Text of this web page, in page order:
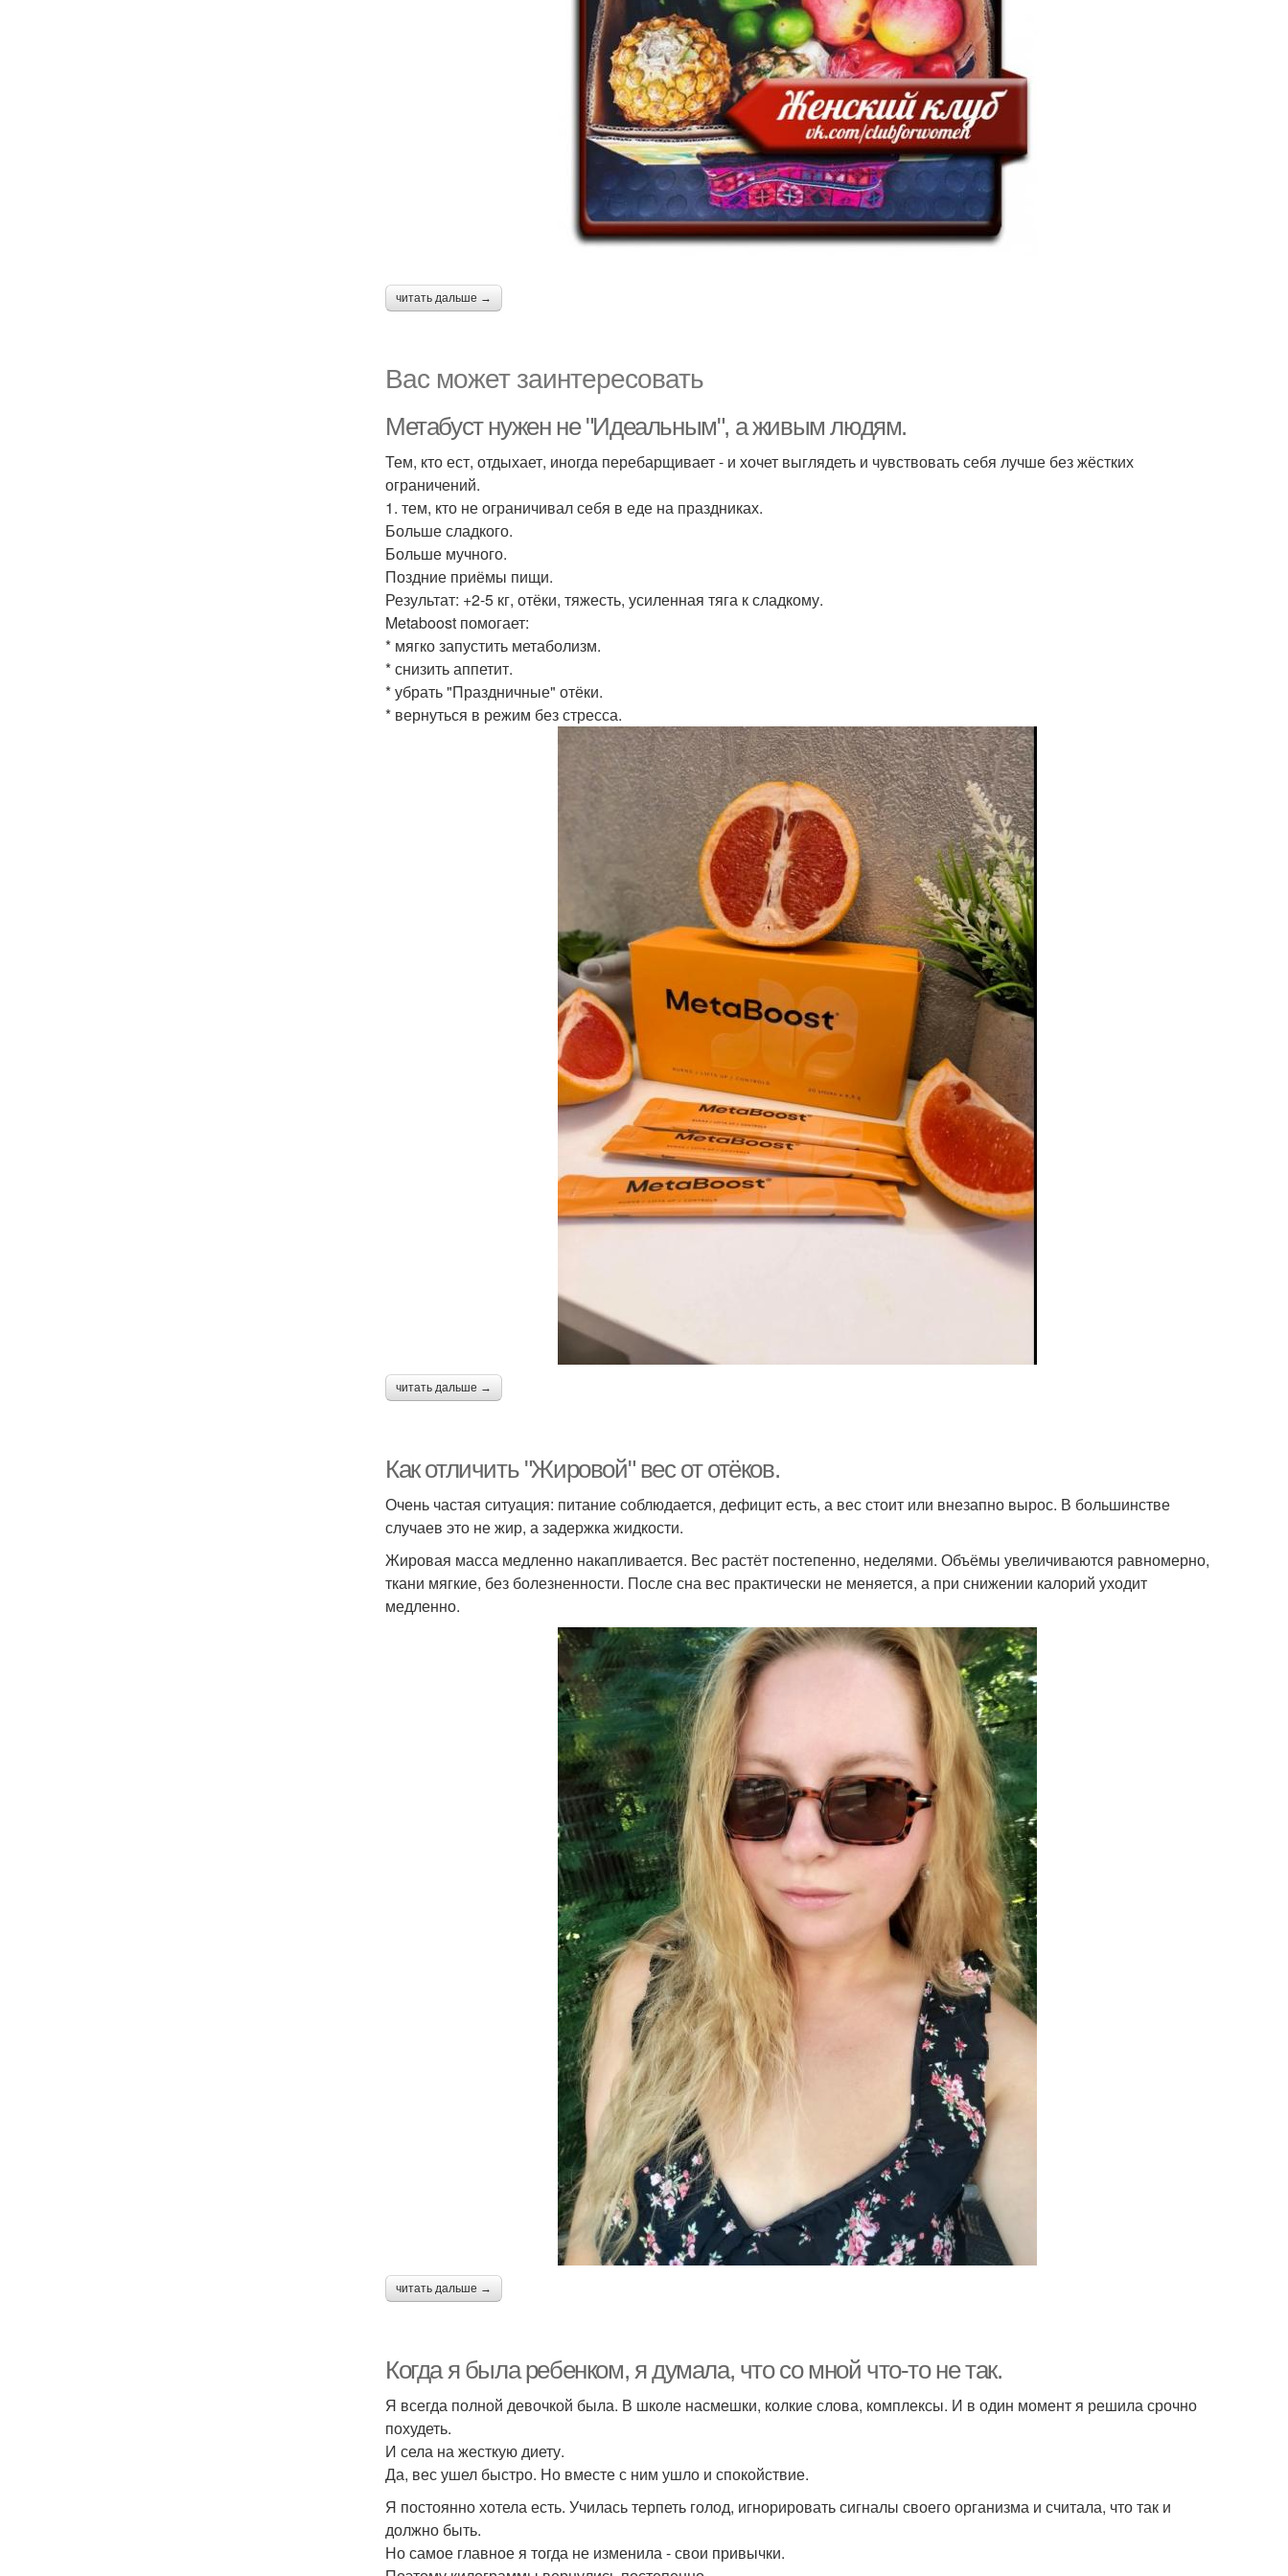
читать дальше →
Вас может заинтересовать
Метабуст нужен не "Идеальным", а живым людям.
Тем, кто ест, отдыхает, иногда перебарщивает - и хочет выглядеть и чувствовать себя лучше без жёстких
ограничений.
1. тем, кто не ограничивал себя в еде на праздниках.
Больше сладкого.
Больше мучного.
Поздние приёмы пищи.
Результат: +2-5 кг, отёки, тяжесть, усиленная тяга к сладкому.
Metaboost помогает:
* мягко запустить метаболизм.
* снизить аппетит.
* убрать "Праздничные" отёки.
* вернуться в режим без стресса.
читать дальше →
Как отличить "Жировой" вес от отёков.
Очень частая ситуация: питание соблюдается, дефицит есть, а вес стоит или внезапно вырос. В большинстве
случаев это не жир, а задержка жидкости.
Жировая масса медленно накапливается. Вес растёт постепенно, неделями. Объёмы увеличиваются равномерно,
ткани мягкие, без болезненности. После сна вес практически не меняется, а при снижении калорий уходит
медленно.
читать дальше →
Когда я была ребенком, я думала, что со мной что-то не так.
Я всегда полной девочкой была. В школе насмешки, колкие слова, комплексы. И в один момент я решила срочно
похудеть.
И села на жесткую диету.
Да, вес ушел быстро. Но вместе с ним ушло и спокойствие.
Я постоянно хотела есть. Училась терпеть голод, игнорировать сигналы своего организма и считала, что так и
должно быть.
Но самое главное я тогда не изменила - свои привычки.